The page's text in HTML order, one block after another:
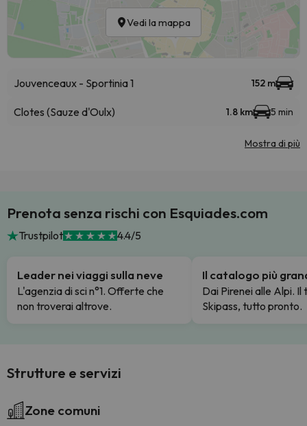
Vedi la mappa
Jouvenceaux - Sportinia 1 152 m
Clotes (Sauze d'Oulx) 1.8 km 5 min
Mostra di più
Prenota senza rischi con Esquiades.com
Trustpilot 4.4/5
Leader nei viaggi sulla neve
L'agenzia di sci n°1. Offerte che
non troverai altrove.
Il catalogo più
Dai Pirenei alle Alpi. Il
Skipass, tutto pronto.
Strutture e servizi
Zone comuni